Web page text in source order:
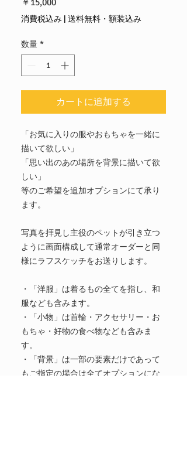
￥15,000
格
消費税込み | 送料無料・額装込み
数量 *
カートに追加する
「お気に入りの服やおもちゃを一緒に
描いて欲しい」
「思い出のあの場所を背景に描いて欲
しい」
等のご希望を追加オプションにて承り
ます。
写真を拝見し主役のペットが引き立つ
ように画面構成して通常オーダーと同
様にラフスケッチをお送りします。
・「洋服」は着るもの全てを指し、和
服なども含みます。
・「小物」は首輪・アクセサリー・お
もちゃ・好物の食べ物なども含みま
す。
・「背景」は一部の要素だけであって
もご指定の場合は全てオプションにな